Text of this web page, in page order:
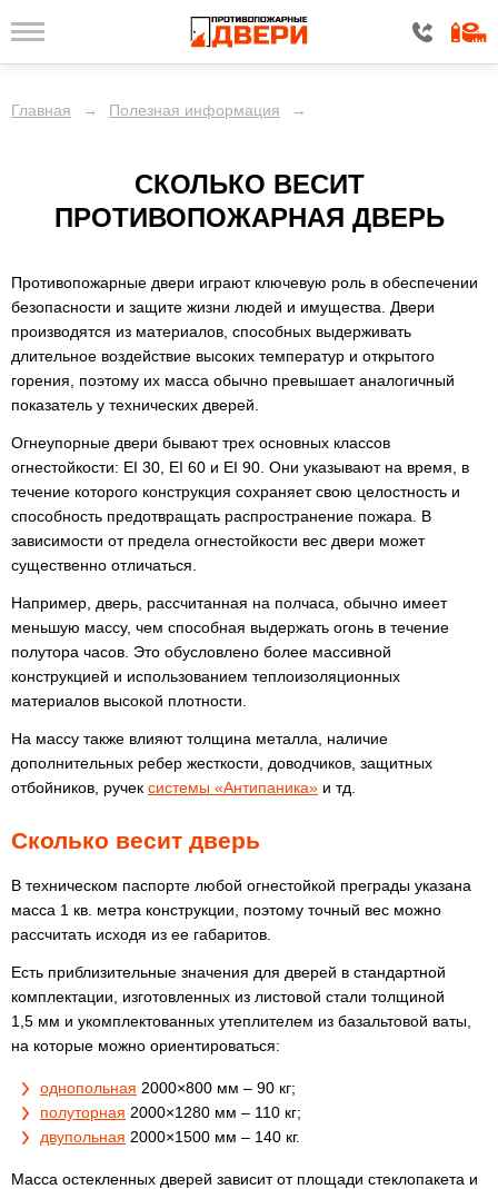
Главная → Полезная информация →
СКОЛЬКО ВЕСИТ
ПРОТИВОПОЖАРНАЯ ДВЕРЬ
Противопожарные двери играют ключевую роль в обеспечении
безопасности и защите жизни людей и имущества. Двери
производятся из материалов, способных выдерживать
длительное воздействие высоких температур и открытого
горения, поэтому их масса обычно превышает аналогичный
показатель у технических дверей.
Огнеупорные двери бывают трех основных классов
огнестойкости: EI 30, EI 60 и EI 90. Они указывают на время, в
течение которого конструкция сохраняет свою целостность и
способность предотвращать распространение пожара. В
зависимости от предела огнестойкости вес двери может
существенно отличаться.
Например, дверь, рассчитанная на полчаса, обычно имеет
меньшую массу, чем способная выдержать огонь в течение
полутора часов. Это обусловлено более массивной
конструкцией и использованием теплоизоляционных
материалов высокой плотности.
На массу также влияют толщина металла, наличие
дополнительных ребер жесткости, доводчиков, защитных
отбойников, ручек системы «Антипаника» и тд.
Сколько весит дверь
В техническом паспорте любой огнестойкой преграды указана
масса 1 кв. метра конструкции, поэтому точный вес можно
рассчитать исходя из ее габаритов.
Есть приблизительные значения для дверей в стандартной
комплектации, изготовленных из листовой стали толщиной
1,5 мм и укомплектованных утеплителем из базальтовой ваты,
на которые можно ориентироваться:
однопольная 2000×800 мм – 90 кг;
полуторная 2000×1280 мм – 110 кг;
двупольная 2000×1500 мм – 140 кг.
Масса остекленных дверей зависит от площади стеклопакета и